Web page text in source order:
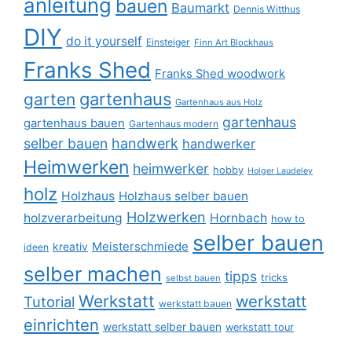
anleitung bauen Baumarkt Dennis Witthus
DIY do it yourself Einsteiger Finn Art Blockhaus
Franks Shed Franks Shed woodwork
garten gartenhaus Gartenhaus aus Holz
gartenhaus bauen Gartenhaus modern gartenhaus
selber bauen handwerk handwerker
Heimwerken heimwerker hobby Holger Laudeley
holz Holzhaus Holzhaus selber bauen
holzverarbeitung Holzwerken Hornbach how to
ideen kreativ Meisterschmiede selber bauen
selber machen selbst bauen tipps tricks
Tutorial Werkstatt werkstatt bauen werkstatt
einrichten werkstatt selber bauen werkstatt tour